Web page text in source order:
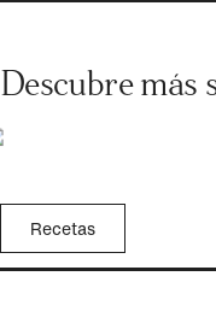
Descubre más
Recetas